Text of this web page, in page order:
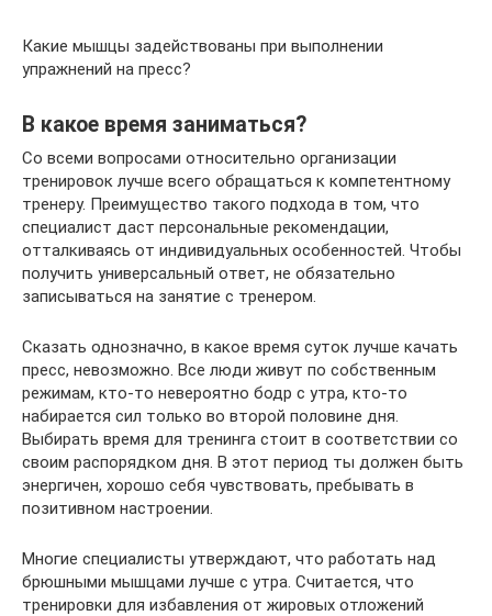
Какие мышцы задействованы при выполнении
упражнений на пресс?
В какое время заниматься?
Со всеми вопросами относительно организации
тренировок лучше всего обращаться к компетентному
тренеру. Преимущество такого подхода в том, что
специалист даст персональные рекомендации,
отталкиваясь от индивидуальных особенностей. Чтобы
получить универсальный ответ, не обязательно
записываться на занятие с тренером.
Сказать однозначно, в какое время суток лучше качать
пресс, невозможно. Все люди живут по собственным
режимам, кто-то невероятно бодр с утра, кто-то
набирается сил только во второй половине дня.
Выбирать время для тренинга стоит в соответствии со
своим распорядком дня. В этот период ты должен быть
энергичен, хорошо себя чувствовать, пребывать в
позитивном настроении.
Многие специалисты утверждают, что работать над
брюшными мышцами лучше с утра. Считается, что
тренировки для избавления от жировых отложений